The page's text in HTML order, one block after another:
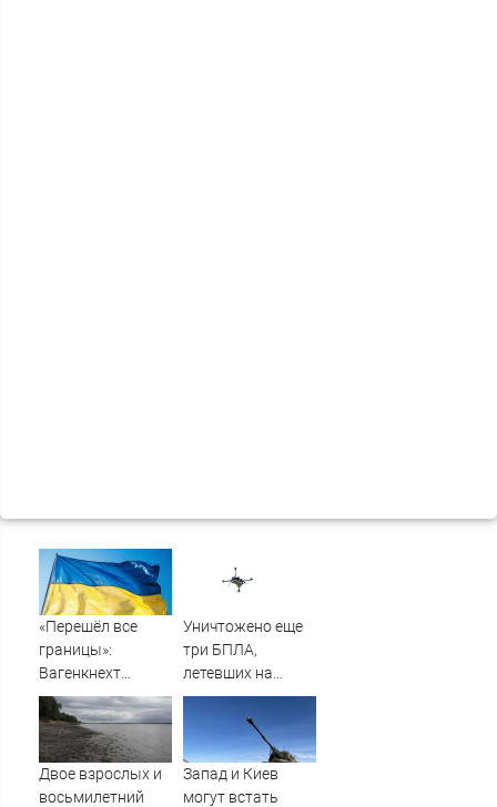
«Перешёл все
границы»:
Вагенкнехт
жёстко ответила
послу Украины
Уничтожено еще
три БПЛА,
летевших на
Москву
Двое взрослых и
восьмилетний
Запад и Киев
могут встать